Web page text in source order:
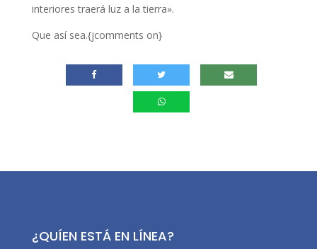
interiores traerá luz a la tierra».
Que así sea.{jcomments on}
¿QUÍEN ESTÁ EN LÍNEA?